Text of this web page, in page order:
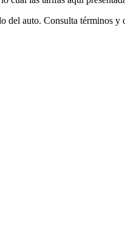
del auto. Consulta términos y